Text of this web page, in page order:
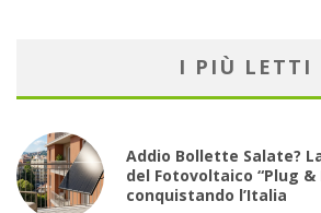
I PIÙ LETTI
Addio Bollette Salate?
del Fotovoltaico “Plug &
conquistando l’Italia